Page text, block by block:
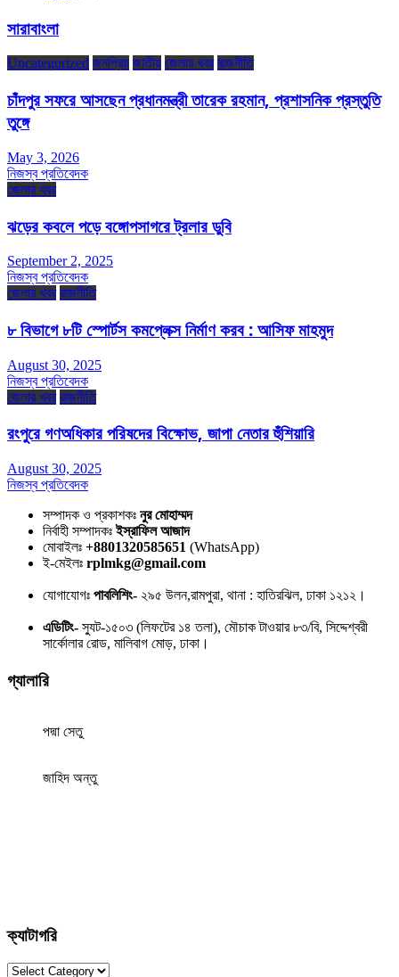
সারাবাংলা
Uncategorized জনপ্রিয় জাতীয় জেলার খবর রাজনীতি
চাঁদপুর সফরে আসছেন প্রধানমন্ত্রী তারেক রহমান, প্রশাসনিক প্রস্তুতি
তুঙ্গে
May 3, 2026
নিজস্ব প্রতিবেদক
জেলার খবর
ঝড়ের কবলে পড়ে বঙ্গোপসাগরে ট্রলার ডুবি
September 2, 2025
নিজস্ব প্রতিবেদক
জেলার খবর রাজনীতি
৮ বিভাগে ৮টি স্পোর্টস কমপ্লেক্স নির্মাণ করব : আসিফ মাহমুদ
August 30, 2025
নিজস্ব প্রতিবেদক
জেলার খবর রাজনীতি
রংপুরে গণঅধিকার পরিষদের বিক্ষোভ, জাপা নেতার হুঁশিয়ারি
August 30, 2025
নিজস্ব প্রতিবেদক
সম্পাদক ও প্রকাশকঃ নুর মোহাম্মদ
নির্বাহী সম্পাদকঃইস্রাফিল আজাদ
মোবাইলঃ +8801320585651 (WhatsApp)
ই-মেইলঃ rplmkg@gmail.com
যোগাযোগঃ পাবলিশিং- ২৯৫ উলন,রামপুরা, থানা : হাতিরঝিল, ঢাকা ১২১২।
এডিটিং- স্যুট-১৫০৩ (লিফটের ১৪ তলা), মৌচাক টাওয়ার ৮৩/বি, সিদ্দেশ্বরী
সার্কোলার রোড, মালিবাগ মোড়, ঢাকা।
গ্যালারি
পদ্মা সেতু
জাহিদ অন্তু
ক্যাটাগরি
ক্যাটাগরি